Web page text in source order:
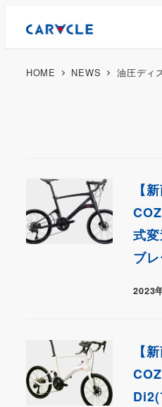
HOME NEWS 油圧ディ
【
式
ブ
2023
【
Di2(